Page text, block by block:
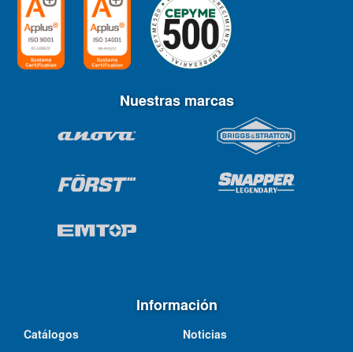
Nuestras marcas
Información
Catálogos
Noticias